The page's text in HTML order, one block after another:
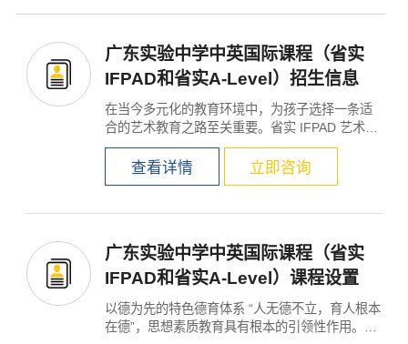
广东实验中学中英国际课程（省实
IFPAD和省实A-Level）招生信息
在当今多元化的教育环境中，为孩子选择一条适
合的艺术教育之路至关重要。省实 IFPAD 艺术与
设计国际课程，...
查看详情 立即咨询
广东实验中学中英国际课程（省实
IFPAD和省实A-Level）课程设置
以德为先的特色德育体系 “人无德不立，育人根本
在德”，思想素质教育具有根本的引领性作用。